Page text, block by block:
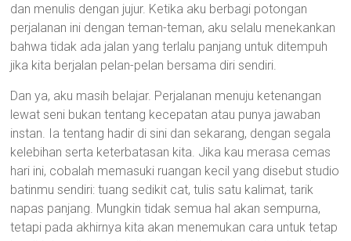
dan menulis dengan jujur. Ketika aku berbagi potongan
perjalanan ini dengan teman-teman, aku selalu menekankan
bahwa tidak ada jalan yang terlalu panjang untuk ditempuh
jika kita berjalan pelan-pelan bersama diri sendiri.
Dan ya, aku masih belajar. Perjalanan menuju ketenangan
lewat seni bukan tentang kecepatan atau punya jawaban
instan. Ia tentang hadir di sini dan sekarang, dengan segala
kelebihan serta keterbatasan kita. Jika kau merasa cemas
hari ini, cobalah memasuki ruangan kecil yang disebut studio
batinmu sendiri: tuang sedikit cat, tulis satu kalimat, tarik
napas panjang. Mungkin tidak semua hal akan sempurna,
tetapi pada akhirnya kita akan menemukan cara untuk tetap